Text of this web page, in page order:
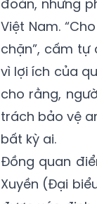
đoán, nhưng
Việt Nam.
chặn”, cấm
vì lợi ích của
cho rằng,
trách bảo vệ
bất kỳ ai.
Đồng quan
Xuyền (Đại